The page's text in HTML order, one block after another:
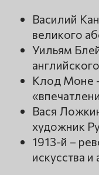
Василий
великого
Уильям
Клод Моне
Вася
художник
1913-й –
искусства и